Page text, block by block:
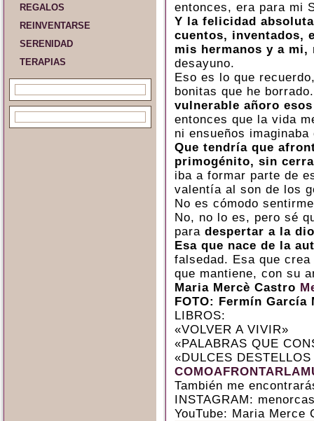
REGALOS
REINVENTARSE
SERENIDAD
TERAPIAS
entonces, era para mi
Y la felicidad
cuentos, inventados,
mis hermanos y a mi,
desayuno.
Eso es lo que
bonitas que he
vulnerable añoro
entonces que la vida
ni ensueños
Que tendría que
primogénito, sin
iba a formar parte de
valentía al son de los
No es cómodo
No, no lo es, pero sé
para despertar a la
Esa que nace de la
falsedad. Esa que
que mantiene, con su
Maria Mercè Castro
FOTO: Fermín García
LIBROS:
«VOLVER A VIVIR»
«PALABRAS QUE
«DULCES
También me
INSTAGRAM:
YouTube: Maria Merce